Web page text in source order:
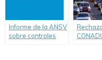
Informe de la ANSV
sobre controles